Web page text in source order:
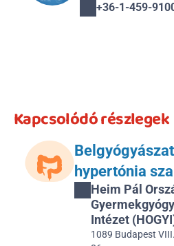
+36-1-459-
Kapcsolódó részlegek
Belgyógyászat
hypertónia
Heim Pál
Intézet
1089 Budapest